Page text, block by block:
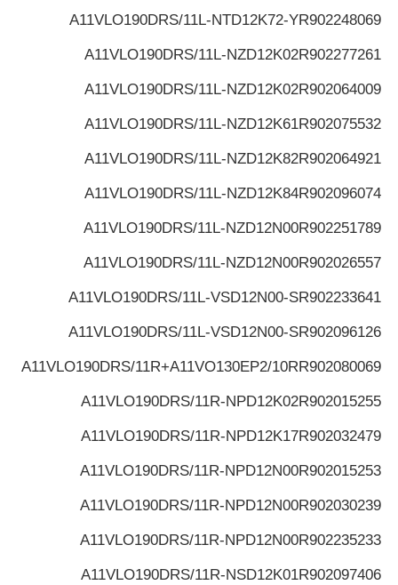
R902248069
A11VLO190DRS/11L-NTD12K72-Y
R902277261
A11VLO190DRS/11L-NZD12K02
R902064009
A11VLO190DRS/11L-NZD12K02
R902075532
A11VLO190DRS/11L-NZD12K61
R902064921
A11VLO190DRS/11L-NZD12K82
R902096074
A11VLO190DRS/11L-NZD12K84
R902251789
A11VLO190DRS/11L-NZD12N00
R902026557
A11VLO190DRS/11L-NZD12N00
R902233641
A11VLO190DRS/11L-VSD12N00-S
R902096126
A11VLO190DRS/11L-VSD12N00-S
R902080069
A11VLO190DRS/11R+A11VO130EP2/10R
R902015255
A11VLO190DRS/11R-NPD12K02
R902032479
A11VLO190DRS/11R-NPD12K17
R902015253
A11VLO190DRS/11R-NPD12N00
R902030239
A11VLO190DRS/11R-NPD12N00
R902235233
A11VLO190DRS/11R-NPD12N00
R902097406
A11VLO190DRS/11R-NSD12K01